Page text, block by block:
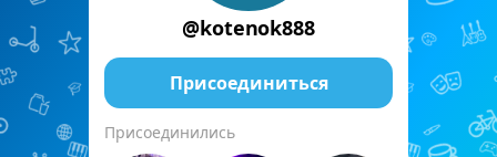
@kotenok888
Присоединиться
Присоединились